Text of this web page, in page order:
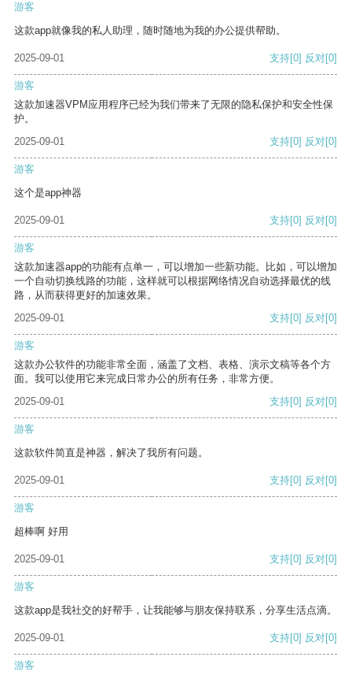
游客
这款app就像我的私人助理，随时随地为我的办公提供帮助。
2025-09-01 支持[0] 反对[0]
游客
这款加速器VPM应用程序已经为我们带来了无限的隐私保护和安全性保
护。
2025-09-01
支持[0] 反对[0]
游客
这个是app神器
2025-09-01 支持[0] 反对[0]
游客
这款加速器app的功能有点单一，可以增加一些新功能。比如，可以增加
一个自动切换线路的功能，这样就可以根据网络情况自动选择最优的线
路，从而获得更好的加速效果。
2025-09-01
支持[0] 反对[0]
游客
这款办公软件的功能非常全面，涵盖了文档、表格、演示文稿等各个方
面。我可以使用它来完成日常办公的所有任务，非常方便。
2025-09-01
支持[0] 反对[0]
游客
这款软件简直是神器，解决了我所有问题。
2025-09-01 支持[0] 反对[0]
游客
超棒啊 好用
2025-09-01 支持[0] 反对[0]
游客
这款app是我社交的好帮手，让我能够与朋友保持联系，分享生活点滴。
2025-09-01 支持[0] 反对[0]
游客